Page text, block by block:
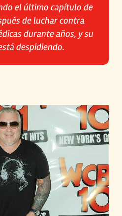
el último capítulo de
de luchar contra
durante años, y su
despidiendo.